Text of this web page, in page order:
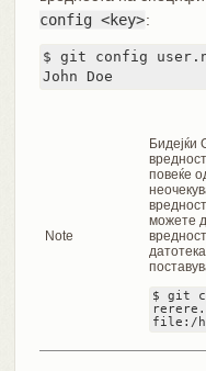
config <key>:
$ git config
John Doe
Note
Бидејќи
повеќе
можете
$ git